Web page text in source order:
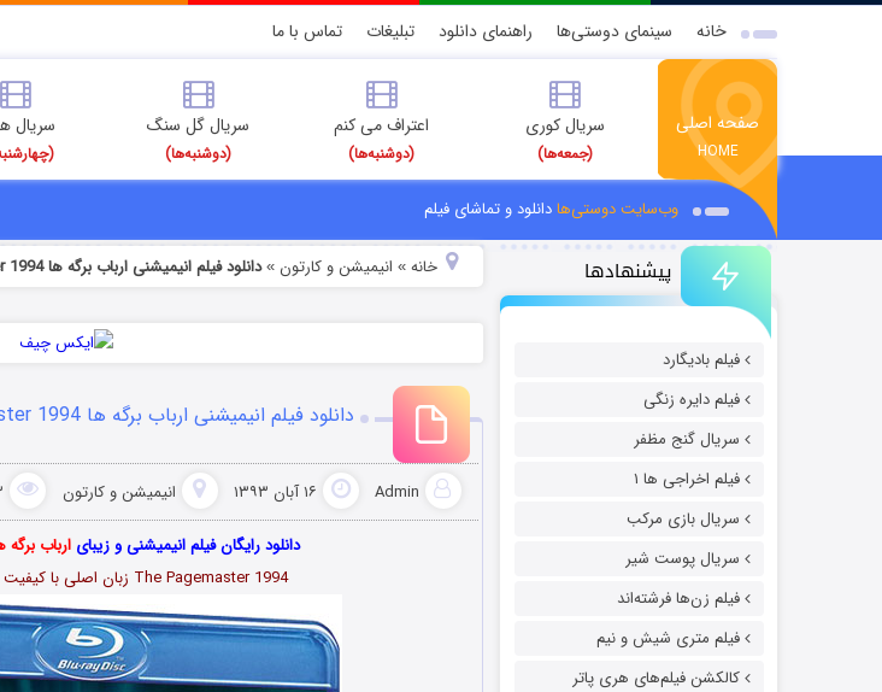
خانه سینمای دوستی‌ها راهنمای دانلود تبلیغات تماس با ما
صفحه اصلی
HOME
سریال کوری
(جمعه‌ها)
اعتراف می کنم
(دوشنبه‌ها)
سریال گل سنگ
(دوشنبه‌ها)
سریال
وب‌سایت دوستی‌هادانلود و تماشای فیلم
پیشنهادها
فیلم بادیگارد
فیلم دایره زنگی
سریال گنج مظفر
فیلم اخراجی ها ۱
سریال بازی مرکب
سریال پوست شیر
فیلم زن‌ها فرشته‌اند
فیلم متری شیش و نیم
کالکشن فیلم‌های هری پاتر
خانه» انیمیشن و کارتون »دانلود فیلم انیمیشنی ارباب برگه ها The Pagemaster 1994
دانلود فیلم انیمیشنی ارباب برگه ها The Pagemaster 1994
Admin ۱۶ آبان ۱۳۹۳ انیمیشن و کارتون
دانلود رایگان فیلم انیمیشنی و زیبایارباب برگه
The Pagemaster 1994 زبان اصلی با کیفیت 1080p & 720p & 480p